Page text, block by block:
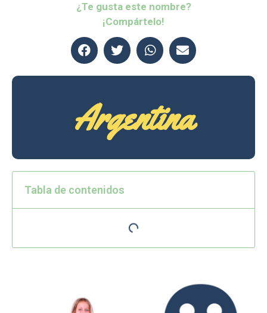
¿Te gusta este nombre?
¡Compártelo!
Argentina
Tabla de contenidos